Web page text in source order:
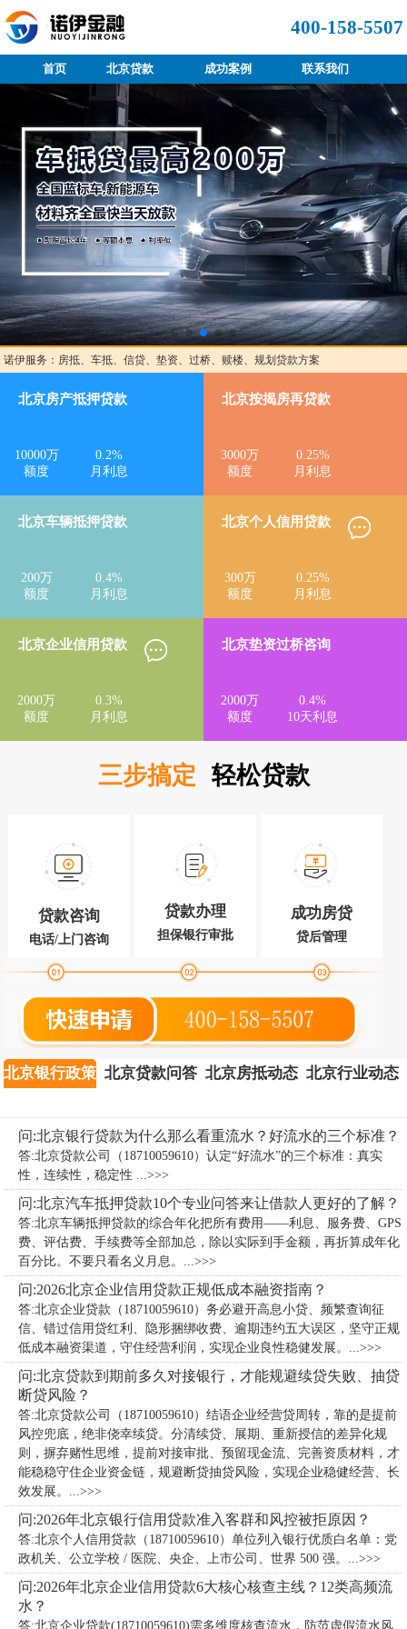
400-158-5507
首页 北京贷款 成功案例 联系我们
诺伊服务：房抵、车抵、信贷、垫资、过桥、赎楼、规划贷款方案
北京房产抵押贷款
10000万
额度
0.2%
月利息
北京按揭房再贷款
3000万
额度
0.25%
月利息
北京车辆抵押贷款
200万
额度
0.4%
月利息
北京个人信用贷款
300万
额度
0.25%
月利息
北京企业信用贷款
2000万
额度
0.3%
月利息
北京垫资过桥咨询
2000万
额度
0.4%
10天利息
三步搞定 轻松贷款
贷款咨询
电话/上门咨询
贷款办理
担保银行审批
成功房贷
贷后管理
北京银行政策 北京贷款问答 北京房抵动态 北京行业动态
问:北京银行贷款为什么那么看重流水？好流水的三个标准？
答:北京贷款公司（18710059610）认定“好流水”的三个标准：真实
性，连续性，稳定性 ...>>>
问:北京汽车抵押贷款10个专业问答来让借款人更好的了解？
答:北京车辆抵押贷款的综合年化把所有费用——利息、服务费、GPS
费、评估费、手续费等全部加总，除以实际到手金额，再折算成年化
百分比。不要只看名义月息。...>>>
问:2026北京企业信用贷款正规低成本融资指南？
答:北京企业贷款（18710059610）务必避开高息小贷、频繁查询征
信、错过信用贷红利、隐形捆绑收费、逾期违约五大误区，坚守正规
低成本融资渠道，守住经营利润，实现企业良性稳健发展。...>>>
问:北京贷款到期前多久对接银行，才能规避续贷失败、抽贷
断贷风险？
答:北京贷款公司（18710059610）​结语企业经营贷周转，靠的是提前
风控兜底，绝非侥幸续贷。分清续贷、展期、重新授信的差异化规
则，摒弃赌性思维，提前对接审批、预留现金流、完善资质材料，才
能稳稳守住企业资金链，规避断贷抽贷风险，实现企业稳健经营、长
效发展。...>>>
问:2026年北京银行信用贷款准入客群和风控被拒原因？
答:北京个人信用贷款（18710059610）单位列入银行优质白名单：党
政机关、公立学校 / 医院、央企、上市公司、世界 500 强。...>>>
问:2026年北京企业信用贷款6大核心核查主线？12类高频流
水？
答:北京企业贷款(18710059610)需多维度核查流水，防范虚假流水风